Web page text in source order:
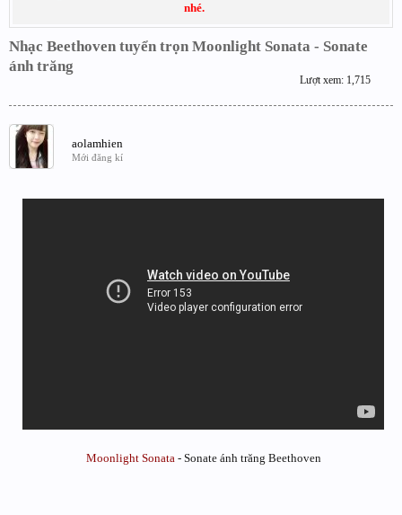
nhé.
Nhạc Beethoven tuyển trọn Moonlight Sonata - Sonate
ánh trăng
Lượt xem: 1,715
aolamhien
Mới đăng kí
Moonlight Sonata - Sonate ánh trăng Beethoven​